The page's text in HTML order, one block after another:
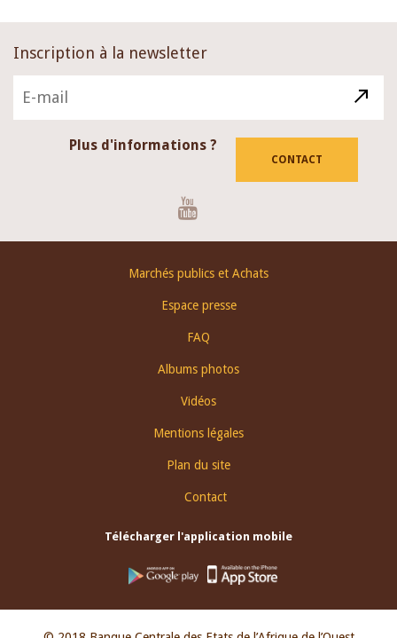
Inscription à la newsletter
Plus d'informations ?
CONTACT
Marchés publics et Achats
Espace presse
FAQ
Albums photos
Vidéos
Mentions légales
Plan du site
Contact
Télécharger l'application mobile